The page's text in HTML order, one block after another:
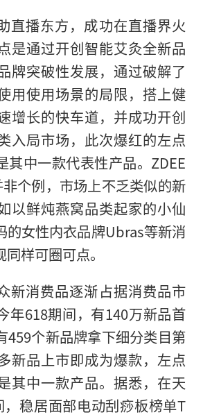
直播东方，成功在直播界火
是通过开创智能艾灸全新品
牌突破性发展，通过破解了
用使用场景的局限，搭上健
增长的快车道，并成功开创
入局市场，此次爆红的左点
其中一款代表性产品。ZDEE
个例，市场上不乏类似的新
以鲜炖燕窝品类起家的小仙
的女性内衣品牌Ubras等新消
样可圈可点。
新消费品逐渐占据消费品市
年618期间，有140万新品首
459个新品牌拿下细分类目第
新品上市即成为爆款，左点
其中一款产品。据悉，在天
稳居面部电动刮痧板榜单T